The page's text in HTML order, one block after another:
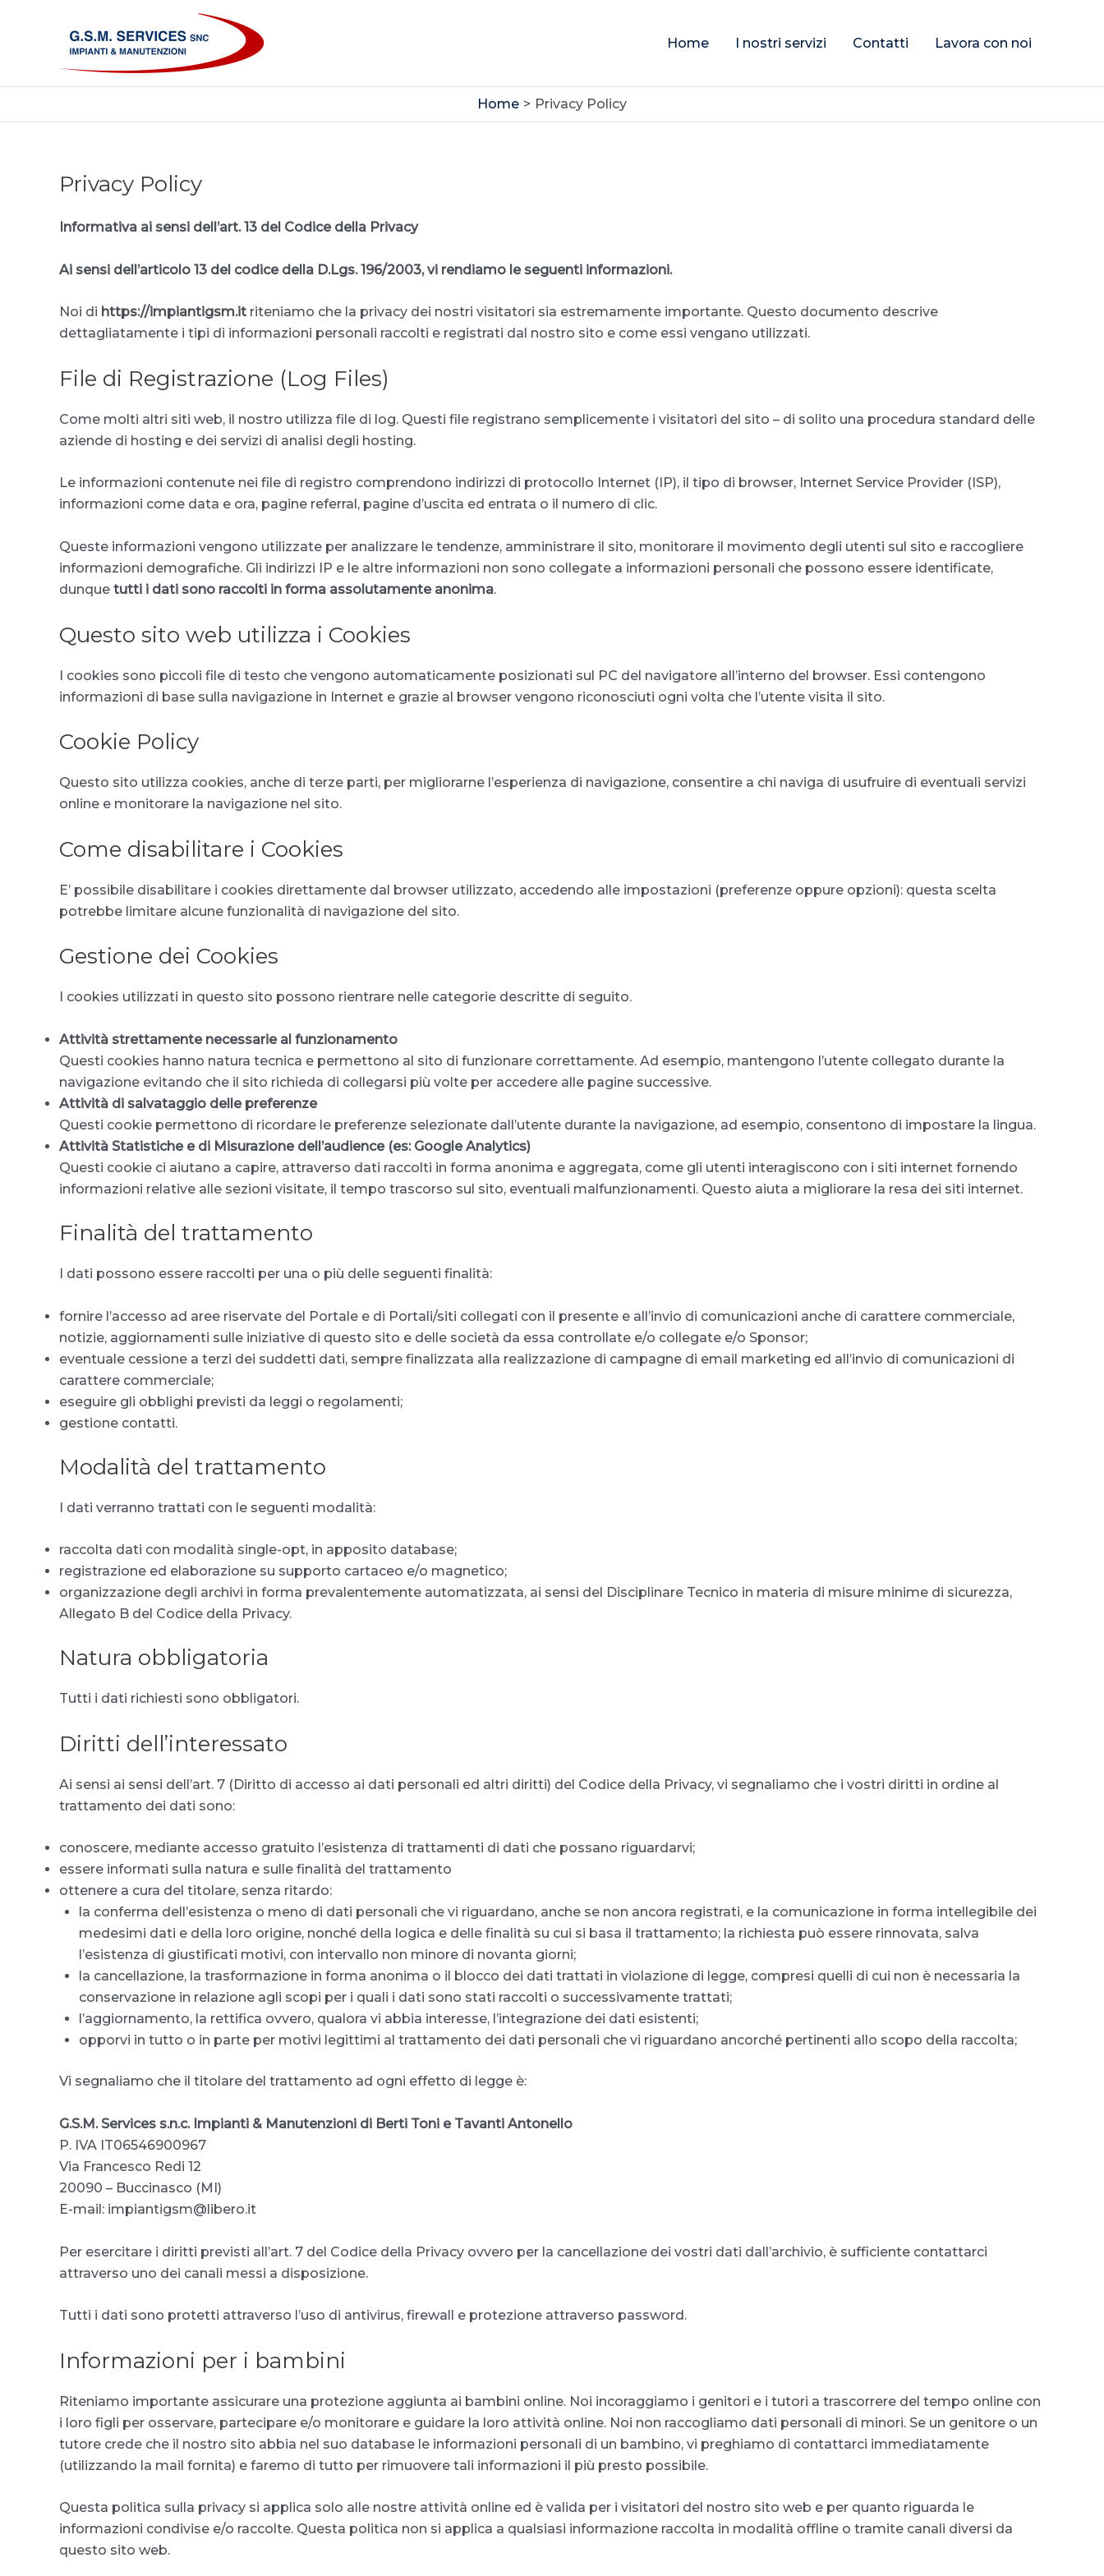
Home I nostri servizi Contatti Lavora con noi
Home Privacy Policy
Privacy Policy
Informativa ai sensi dell’art. 13 del Codice della Privacy
Ai sensi dell’articolo 13 del codice della D.Lgs. 196/2003, vi rendiamo le seguenti informazioni.
Noi di https://impiantigsm.it riteniamo che la privacy dei nostri visitatori sia estremamente importante. Questo documento descrive
dettagliatamente i tipi di informazioni personali raccolti e registrati dal nostro sito e come essi vengano utilizzati.
File di Registrazione (Log Files)
Come molti altri siti web, il nostro utilizza file di log. Questi file registrano semplicemente i visitatori del sito – di solito una procedura standard delle
aziende di hosting e dei servizi di analisi degli hosting.
Le informazioni contenute nei file di registro comprendono indirizzi di protocollo Internet (IP), il tipo di browser, Internet Service Provider (ISP),
informazioni come data e ora, pagine referral, pagine d’uscita ed entrata o il numero di clic.
Queste informazioni vengono utilizzate per analizzare le tendenze, amministrare il sito, monitorare il movimento degli utenti sul sito e raccogliere
informazioni demografiche. Gli indirizzi IP e le altre informazioni non sono collegate a informazioni personali che possono essere identificate,
dunque tutti i dati sono raccolti in forma assolutamente anonima.
Questo sito web utilizza i Cookies
I cookies sono piccoli file di testo che vengono automaticamente posizionati sul PC del navigatore all’interno del browser. Essi contengono
informazioni di base sulla navigazione in Internet e grazie al browser vengono riconosciuti ogni volta che l’utente visita il sito.
Cookie Policy
Questo sito utilizza cookies, anche di terze parti, per migliorarne l’esperienza di navigazione, consentire a chi naviga di usufruire di eventuali servizi
online e monitorare la navigazione nel sito.
Come disabilitare i Cookies
E’ possibile disabilitare i cookies direttamente dal browser utilizzato, accedendo alle impostazioni (preferenze oppure opzioni): questa scelta
potrebbe limitare alcune funzionalità di navigazione del sito.
Gestione dei Cookies
I cookies utilizzati in questo sito possono rientrare nelle categorie descritte di seguito.
Attività strettamente necessarie al funzionamento
Questi cookies hanno natura tecnica e permettono al sito di funzionare correttamente. Ad esempio, mantengono l’utente collegato durante la
navigazione evitando che il sito richieda di collegarsi più volte per accedere alle pagine successive.
Attività di salvataggio delle preferenze
Questi cookie permettono di ricordare le preferenze selezionate dall’utente durante la navigazione, ad esempio, consentono di impostare la lingua.
Attività Statistiche e di Misurazione dell’audience (es: Google Analytics)
Questi cookie ci aiutano a capire, attraverso dati raccolti in forma anonima e aggregata, come gli utenti interagiscono con i siti internet fornendo
informazioni relative alle sezioni visitate, il tempo trascorso sul sito, eventuali malfunzionamenti. Questo aiuta a migliorare la resa dei siti internet.
Finalità del trattamento
I dati possono essere raccolti per una o più delle seguenti finalità:
fornire l’accesso ad aree riservate del Portale e di Portali/siti collegati con il presente e all’invio di comunicazioni anche di carattere commerciale,
notizie, aggiornamenti sulle iniziative di questo sito e delle società da essa controllate e/o collegate e/o Sponsor;
eventuale cessione a terzi dei suddetti dati, sempre finalizzata alla realizzazione di campagne di email marketing ed all’invio di comunicazioni di
carattere commerciale;
eseguire gli obblighi previsti da leggi o regolamenti;
gestione contatti.
Modalità del trattamento
I dati verranno trattati con le seguenti modalità:
raccolta dati con modalità single-opt, in apposito database;
registrazione ed elaborazione su supporto cartaceo e/o magnetico;
organizzazione degli archivi in forma prevalentemente automatizzata, ai sensi del Disciplinare Tecnico in materia di misure minime di sicurezza,
Allegato B del Codice della Privacy.
Natura obbligatoria
Tutti i dati richiesti sono obbligatori.
Diritti dell’interessato
Ai sensi ai sensi dell’art. 7 (Diritto di accesso ai dati personali ed altri diritti) del Codice della Privacy, vi segnaliamo che i vostri diritti in ordine al
trattamento dei dati sono:
conoscere, mediante accesso gratuito l’esistenza di trattamenti di dati che possano riguardarvi;
essere informati sulla natura e sulle finalità del trattamento
ottenere a cura del titolare, senza ritardo:
la conferma dell’esistenza o meno di dati personali che vi riguardano, anche se non ancora registrati, e la comunicazione in forma intellegibile dei
medesimi dati e della loro origine, nonché della logica e delle finalità su cui si basa il trattamento; la richiesta può essere rinnovata, salva
l’esistenza di giustificati motivi, con intervallo non minore di novanta giorni;
la cancellazione, la trasformazione in forma anonima o il blocco dei dati trattati in violazione di legge, compresi quelli di cui non è necessaria la
conservazione in relazione agli scopi per i quali i dati sono stati raccolti o successivamente trattati;
l’aggiornamento, la rettifica ovvero, qualora vi abbia interesse, l’integrazione dei dati esistenti;
opporvi in tutto o in parte per motivi legittimi al trattamento dei dati personali che vi riguardano ancorché pertinenti allo scopo della raccolta;
Vi segnaliamo che il titolare del trattamento ad ogni effetto di legge è:
G.S.M. Services s.n.c. Impianti & Manutenzioni di Berti Toni e Tavanti Antonello
P. IVA IT06546900967
Via Francesco Redi 12
20090 – Buccinasco (MI)
E-mail: impiantigsm@libero.it
Per esercitare i diritti previsti all’art. 7 del Codice della Privacy ovvero per la cancellazione dei vostri dati dall’archivio, è sufficiente contattarci
attraverso uno dei canali messi a disposizione.
Tutti i dati sono protetti attraverso l’uso di antivirus, firewall e protezione attraverso password.
Informazioni per i bambini
Riteniamo importante assicurare una protezione aggiunta ai bambini online. Noi incoraggiamo i genitori e i tutori a trascorrere del tempo online con
i loro figli per osservare, partecipare e/o monitorare e guidare la loro attività online. Noi non raccogliamo dati personali di minori. Se un genitore o un
tutore crede che il nostro sito abbia nel suo database le informazioni personali di un bambino, vi preghiamo di contattarci immediatamente
(utilizzando la mail fornita) e faremo di tutto per rimuovere tali informazioni il più presto possibile.
Questa politica sulla privacy si applica solo alle nostre attività online ed è valida per i visitatori del nostro sito web e per quanto riguarda le
informazioni condivise e/o raccolte. Questa politica non si applica a qualsiasi informazione raccolta in modalità offline o tramite canali diversi da
questo sito web.